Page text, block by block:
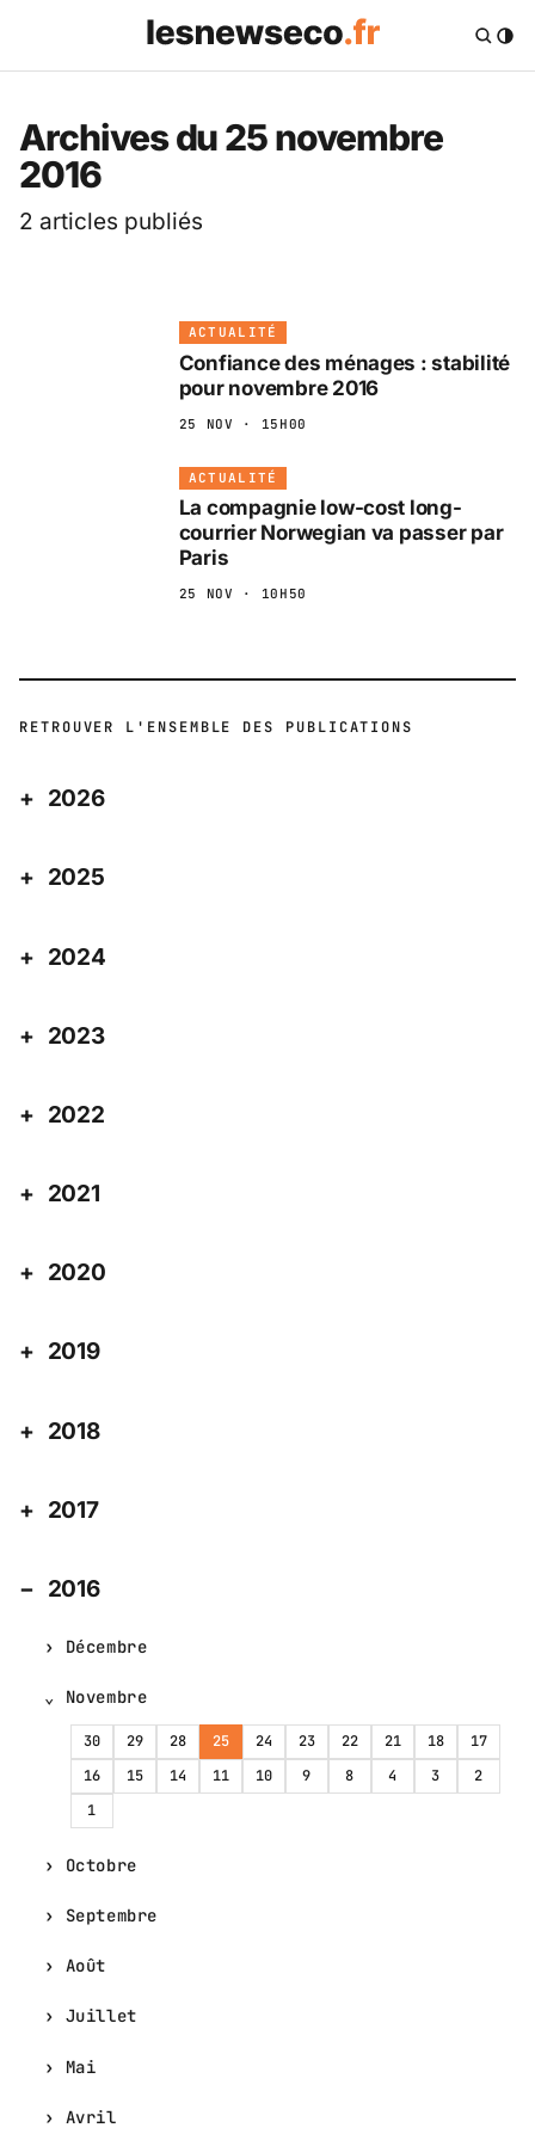
Les News Eco .fr —
Archives du 25 novembre
2016
2 articles publiés
ACTUALITÉ
Confiance des ménages : stabilité
pour novembre 2016
25 NOV · 15H00
ACTUALITÉ
La compagnie low-cost long-
courrier Norwegian va passer par
Paris
25 NOV · 10H50
RETROUVER L'ENSEMBLE DES PUBLICATIONS
2026
2025
2024
2023
2022
2021
2020
2019
2018
2017
2016
Décembre
Novembre
30 29 28 25 24 23 22 21 18
17
16
15 14 11 10 9 8 4 3
2
1
Octobre
Septembre
Août
Juillet
Mai
Avril